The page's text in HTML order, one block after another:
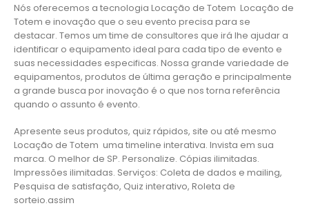
Nós oferecemos a tecnologia Locação de Totem Locação de
Totem e inovação que o seu evento precisa para se
destacar. Temos um time de consultores que irá lhe ajudar a
identificar o equipamento ideal para cada tipo de evento e
suas necessidades especificas. Nossa grande variedade de
equipamentos, produtos de última geração e principalmente
a grande busca por inovação é o que nos torna referência
quando o assunto é evento.
Apresente seus produtos, quiz rápidos, site ou até mesmo
Locação de Totem uma timeline interativa. Invista em sua
marca. O melhor de SP. Personalize. Cópias ilimitadas.
Impressões ilimitadas. Serviços: Coleta de dados e mailing,
Pesquisa de satisfação, Quiz interativo, Roleta de
sorteio.assim